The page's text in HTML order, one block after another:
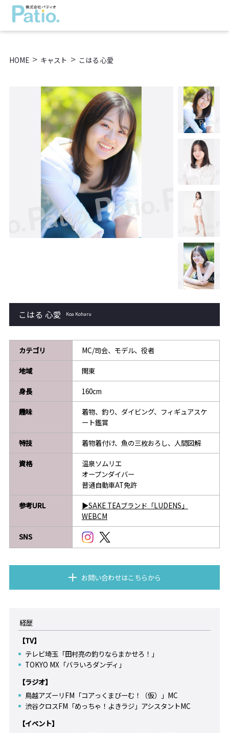
HOME > キャスト > こはる 心愛
こはる 心愛 Koa Koharu
カテゴリ
MC/司会、モデル、役者
地域
関東
身長
160cm
趣味
着物、釣り、ダイビング、フィギュアスケ
ート鑑賞
特技
着物着付け、魚の三枚おろし、人間図解
資格
温泉ソムリエ
オープンダイバー
普通自動車AT免許
参考URL
▶SAKE TEAブランド「LUDENS」
WEBCM
SNS
お問い合わせはこちらから
経歴
【TV】
テレビ埼玉「田村亮の釣りならまかせろ！」
TOKYO MX「バラいろダンディ」
【ラジオ】
鳥越アズーリFM「コアっくまびーむ！（仮）」MC
渋谷クロスFM「めっちゃ！よきラジ」アシスタントMC
【イベント】